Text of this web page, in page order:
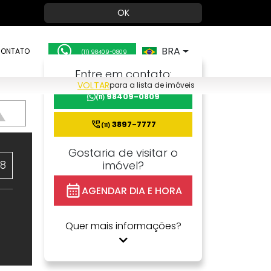
OK
(11) 98409-0809 BRA
VOLTARpara a lista de imóveis
Entre em contato:
(11)98409-0809
(11)3897-7777
Gostaria de visitar o
imóvel?
AGENDAR DIA E HORA